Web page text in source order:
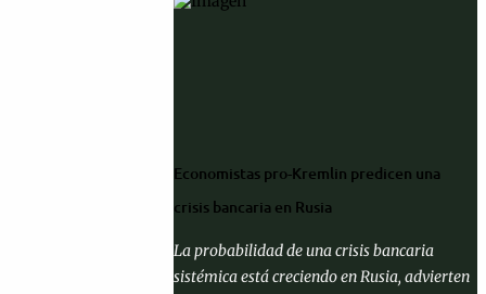
Economistas pro-Kremlin predicen una
crisis bancaria en Rusia
La probabilidad de una crisis bancaria
sistémica está creciendo en Rusia, advierten